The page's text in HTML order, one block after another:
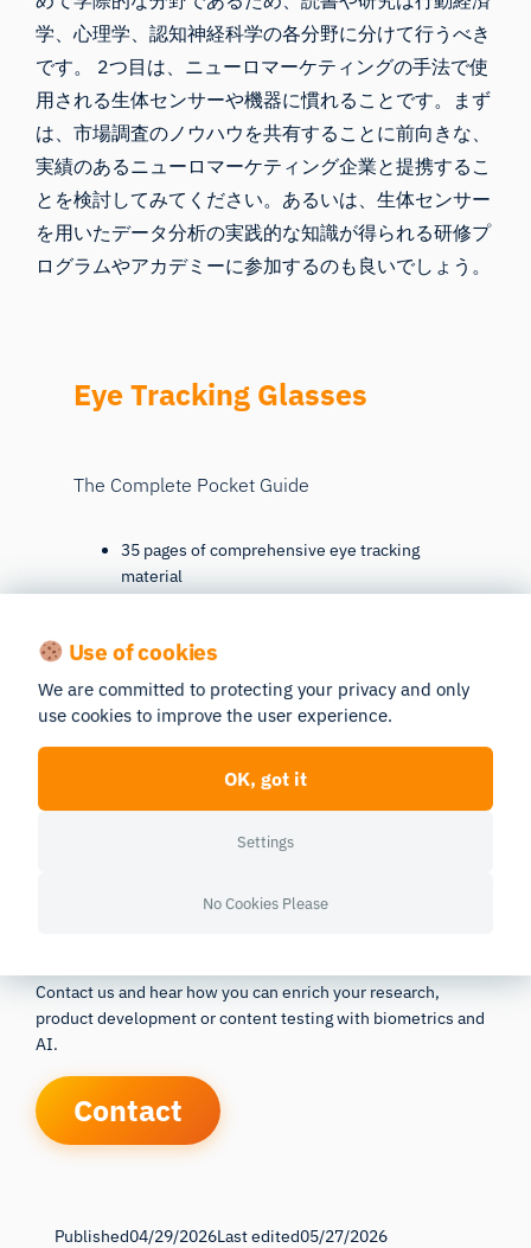
学、心理学、認知神経科学の各分野に分けて行うべき
です。 2つ目は、ニューロマーケティングの手法で使
用される生体センサーや機器に慣れることです。まず
は、市場調査のノウハウを共有することに前向きな、
実績のあるニューロマーケティング企業と提携するこ
とを検討してみてください。あるいは、生体センサー
を用いたデータ分析の実践的な知識が得られる研修プ
ログラムやアカデミーに参加するのも良いでしょう。
Eye Tracking Glasses
The Complete Pocket Guide
35 pages of comprehensive eye tracking
material
Learn how to take your research to the next
Get Richer Data
Contact us and hear how you can enrich your research,
product development or content testing with biometrics and
AI.
Contact
Published04/29/2026Last edited05/27/2026
Use of cookies
We are committed to protecting your privacy and only
use cookies to improve the user experience.
OK, got it
Settings
No Cookies Please